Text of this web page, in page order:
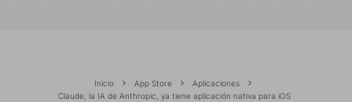
Inicio App Store
Aplicaciones
Claude, la IA de Anthropic, ya tiene aplicación nativa para iOS